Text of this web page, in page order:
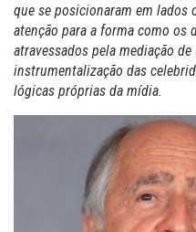
que se posicionaram em lados
atenção para a forma como os
atravessados pela mediação
instrumentalização das
lógicas próprias da mídia.